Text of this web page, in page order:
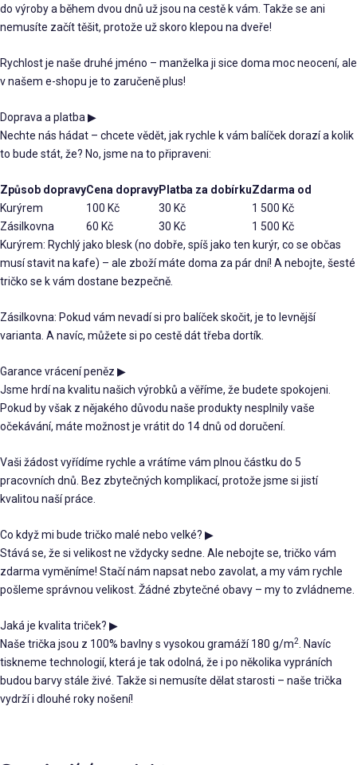
do výroby a během dvou dnů už jsou na cestě k vám. Takže se ani
nemusíte začít těšit, protože už skoro klepou na dveře!
Rychlost je naše druhé jméno – manželka ji sice doma moc neocení, ale
v našem e-shopu je to zaručeně plus!
Doprava a platba▶
Nechte nás hádat – chcete vědět, jak rychle k vám balíček dorazí a kolik
to bude stát, že? No, jsme na to připraveni:
Způsob dopravyCena dopravyPlatba za dobírkuZdarma od
Kurýrem
100 Kč 30 Kč
1 500 Kč
Zásilkovna
60 Kč 30 Kč
1 500 Kč
Kurýrem: Rychlý jako blesk (no dobře, spíš jako ten kurýr, co se občas
musí stavit na kafe) – ale zboží máte doma za pár dní! A nebojte, šesté
tričko se k vám dostane bezpečně.
Zásilkovna: Pokud vám nevadí si pro balíček skočit, je to levnější
varianta. A navíc, můžete si po cestě dát třeba dortík.
Garance vrácení peněz ▶
Jsme hrdí na kvalitu našich výrobků a věříme, že budete spokojeni.
Pokud by však z nějakého důvodu naše produkty nesplnily vaše
očekávání, máte možnost je vrátit do 14 dnů od doručení.
Vaši žádost vyřídíme rychle a vrátíme vám plnou částku do 5
pracovních dnů. Bez zbytečných komplikací, protože jsme si jistí
kvalitou naší práce.
Co když mi bude tričko malé nebo velké? ▶
Stává se, že si velikost ne vždycky sedne. Ale nebojte se, tričko vám
zdarma vyměníme! Stačí nám napsat nebo zavolat, a my vám rychle
pošleme správnou velikost. Žádné zbytečné obavy – my to zvládneme.
Jaká je kvalita triček? ▶
Naše trička jsou z 100% bavlny s vysokou gramáží 180 g/m2. Navíc
tiskneme technologií, která je tak odolná, že i po několika vypráních
budou barvy stále živé. Takže si nemusíte dělat starosti – naše trička
vydrží i dlouhé roky nošení!